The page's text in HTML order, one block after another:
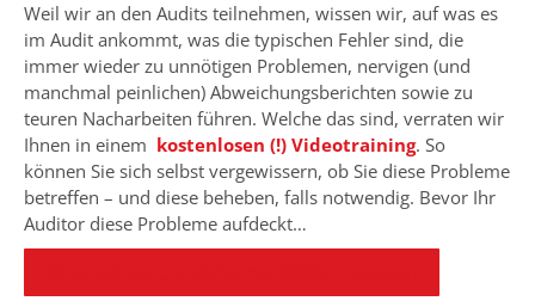
Weil wir an den Audits teilnehmen, wissen wir, auf was es
im Audit ankommt, was die typischen Fehler sind, die
immer wieder zu unnötigen Problemen, nervigen (und
manchmal peinlichen) Abweichungsberichten sowie zu
teuren Nacharbeiten führen. Welche das sind, verraten wir
Ihnen in einem kostenlosen (!) Videotraining. So
können Sie sich selbst vergewissern, ob Sie diese Probleme
betreffen – und diese beheben, falls notwendig. Bevor Ihr
Auditor diese Probleme aufdeckt…